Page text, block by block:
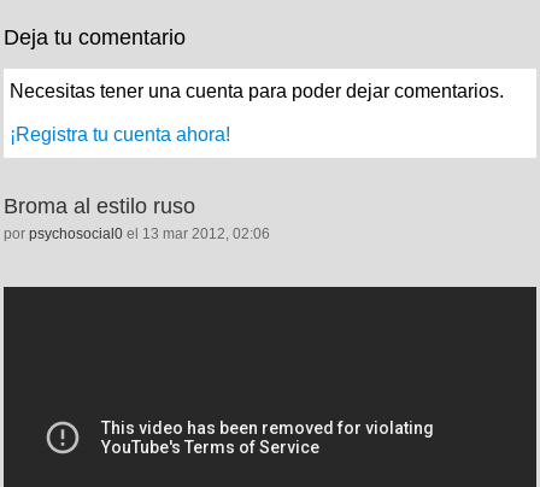
Deja tu comentario
Necesitas tener una cuenta para poder dejar comentarios.
¡Registra tu cuenta ahora!
Broma al estilo ruso
por psychosocial0 el 13 mar 2012, 02:06